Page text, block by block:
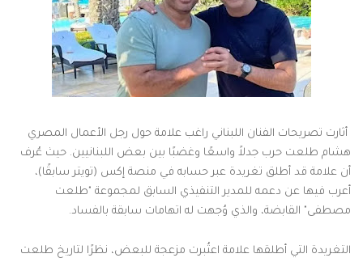
أثارت تصريحات الفنان اللبناني راغب علامة حول رجل الأعمال المصري
هشام طلعت حرب جدلاً واسعًا وغضبًا بين بعض اللبنانيين. حيث عُرف
أن علامة قد أطلق تغريدة عبر حسابه في منصة إكس (تويتر سابقًا)،
أعرب فيها عن دعمه للمدير التنفيذي السابق لمجموعة "طلعت
مصطفى" القابضة، والذي وُجهت له اتهامات سابقة بالفساد.
التغريدة التي أطلقها علامة اعتُبرت مزعجة للبعض، نظرًا لتاريخ طلعت